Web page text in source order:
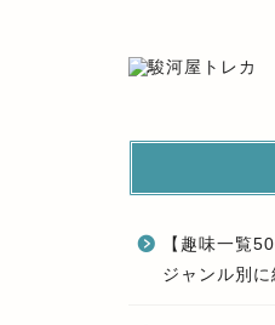
【趣味一覧
ジャンル別に